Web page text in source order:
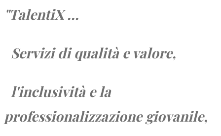
"TalentiX ...
Servizi di qualità e valore,
l'inclusività e la
professionalizzazione giovanile,